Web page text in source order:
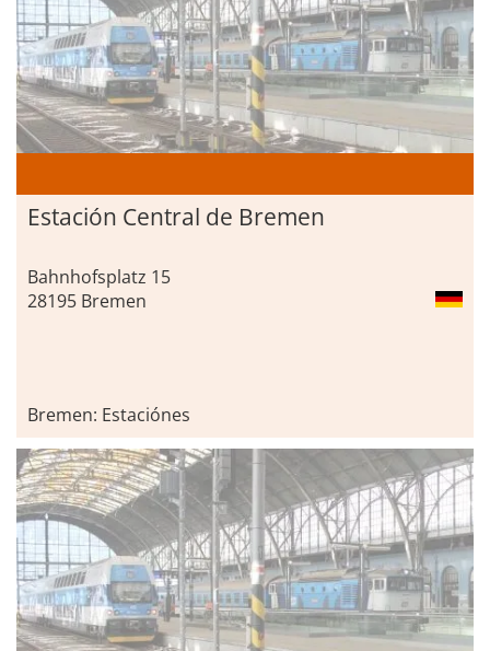
Estación Central de Bremen
Bahnhofsplatz 15
28195 Bremen
Bremen: Estaciónes